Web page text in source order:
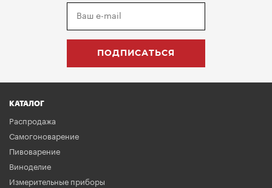
КАТАЛОГ
Распродажа
Самогоноварение
Пивоварение
Виноделие
Измерительные приборы